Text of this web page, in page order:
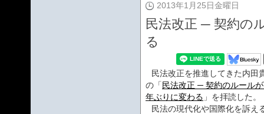
2013年1月25日金曜日
民法改正 ─ 契約の
る
民法改正を推進してきた内田
の「 民法改正 ─ 契約のルール
年ぶりに変わる 」を拝読した。
民法の現代化や国際化を訴え